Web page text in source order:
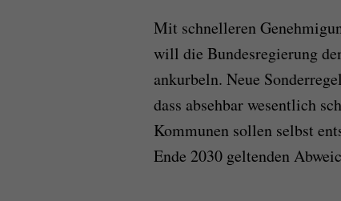
Mit schnelleren
will die Bundesregierung
ankurbeln. Neue
dass absehbar wesentlich
Kommunen sollen selbst
Ende 2030 geltenden